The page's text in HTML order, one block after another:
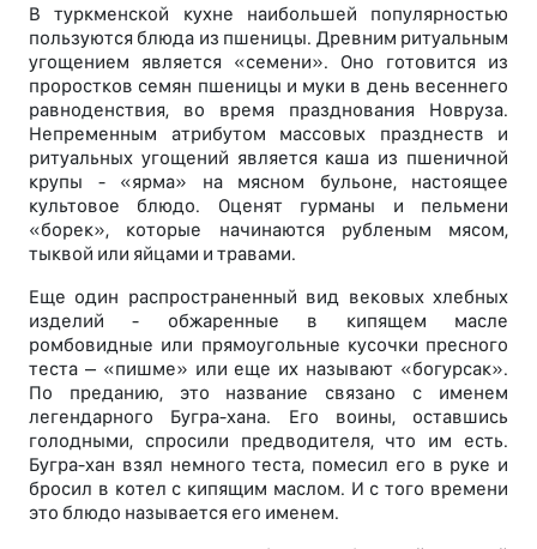
В туркменской кухне наибольшей популярностью
пользуются блюда из пшеницы. Древним ритуальным
угощением является «семени». Оно готовится из
проростков семян пшеницы и муки в день весеннего
равноденствия, во время празднования Новруза.
Непременным атрибутом массовых празднеств и
ритуальных угощений является каша из пшеничной
крупы - «ярма» на мясном бульоне, настоящее
культовое блюдо. Оценят гурманы и пельмени
«борек», которые начинаются рубленым мясом,
тыквой или яйцами и травами.
Еще один распространенный вид вековых хлебных
изделий - обжаренные в кипящем масле
ромбовидные или прямоугольные кусочки пресного
теста – «пишме» или еще их называют «богурсак».
По преданию, это название связано с именем
легендарного Бугра-хана. Его воины, оставшись
голодными, спросили предводителя, что им есть.
Бугра-хан взял немного теста, помесил его в руке и
бросил в котел с кипящим маслом. И с того времени
это блюдо называется его именем.